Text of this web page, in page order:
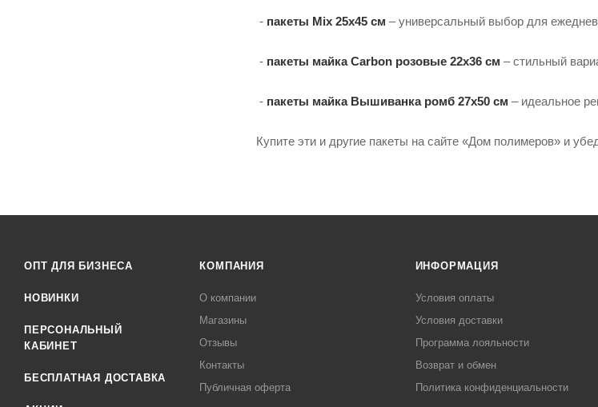
- пакеты Mix 25х45 см – универсальный выбор для
- пакеты майка Carbon розовые 22х36 см – стильный
- пакеты майка Вышиванка ромб 27х50 см – идеальное
Купите эти и другие пакеты на сайте «Дом полимеров» и
ОПТ ДЛЯ БИЗНЕСА
НОВИНКИ
ПЕРСОНАЛЬНЫЙ
КАБИНЕТ
БЕСПЛАТНАЯ ДОСТАВКА
КОМПАНИЯ
О компании
Магазины
Отзывы
Контакты
Публичная оферта
ИНФОРМАЦИЯ
Условия оплаты
Условия доставки
Программа лояльности
Возврат и обмен
Политика конфиденциальности